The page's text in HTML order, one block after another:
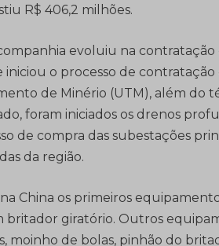
R$ 406,2 milhões.
evoluiu na
o processo de
de Minério (UTM), além do
foram iniciados os drenos
de compra das subestações
da região.
China os primeiros
britador giratório. Outros
moinho de bolas, pinhão do